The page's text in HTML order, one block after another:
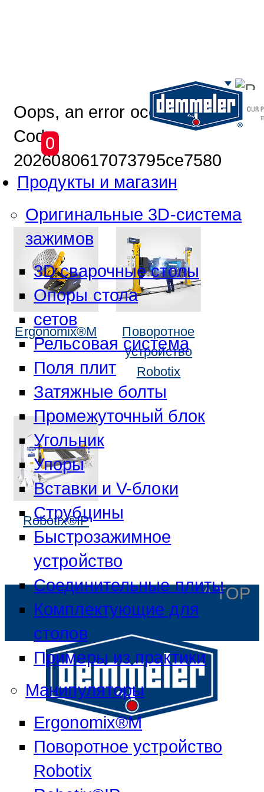
Перейти к основному
0
Продукты и магазин
Оригинальные 3D-система
зажимов
3D сварочные столы
Опоры стола
сетов
Рельсовая система
Поля плит
Затяжные болты
Промежуточный блок
Угольник
Упоры
Вставки и V-блоки
Струбцины
Быстрозажимное
устройство
Соединительные плиты
Комплектующие для
столов
Примеры из практики
Манипуляторы
Ergonomix®M
Поворотное устройство
Robotix
Oops, an error occurred!
Code:
2026080617073795ce7580
Ergonomix®M
Поворотное
устройство
Robotix
Robotix®IP
^ TOP